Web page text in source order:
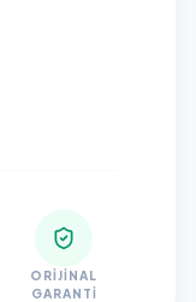
ORIJINAL
GARANTI